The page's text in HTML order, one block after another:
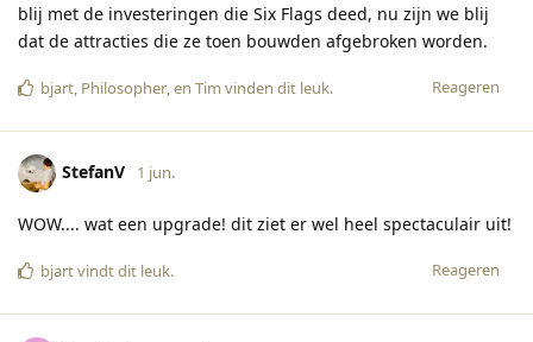
blij met de investeringen die Six Flags deed, nu zijn we blij
dat de attracties die ze toen bouwden afgebroken worden.
Reageren
bjart, Philosopher, en Tim vinden dit leuk.
StefanV 1 jun.
WOW.... wat een upgrade! dit ziet er wel heel spectaculair uit!
Reageren
bjartvindt dit leuk.